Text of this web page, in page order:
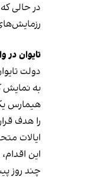
در حالی
تایوان
دولت
به نمایش
را هدف
ایالات متحده به‌تازگی از فروش بیش از ۱۱
این